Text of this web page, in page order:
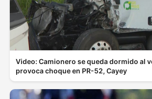
Video: Camionero se queda dormido al
provoca choque en PR-52, Cayey